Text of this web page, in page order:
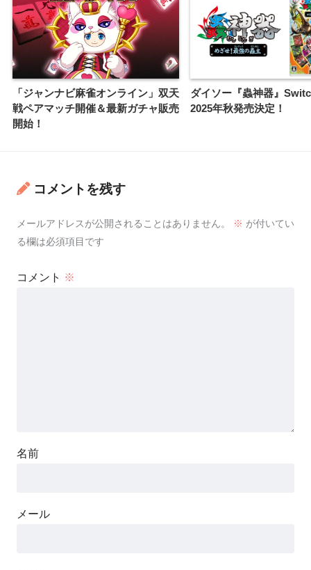
「ジャンナビ麻雀オンライン」双天
戦ペアマッチ開催＆最新ガチャ販売
開始！
ダイソー『蟲神器』
2025年秋発売決定！
コメントを残す
メールアドレスが公開されることはありません。 ※ が付いてい
る欄は必須項目です
コメント ※
名前
メール